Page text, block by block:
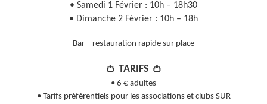
• Samedi 1 Février : 10h – 18h30
• Dimanche 2 Février : 10h – 18h
Bar – restauration rapide sur place
👛 TARIFS 👛
• 6 € adultes
• Tarifs préférentiels pour les associations et clubs SUR